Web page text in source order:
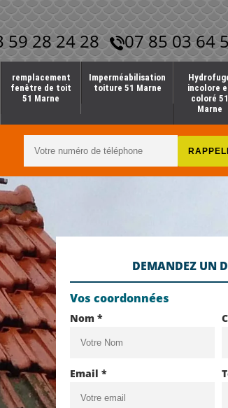
59 28 24 28 07 85 03 64
remplacement
fenêtre de toit
51 Marne
Imperméabilisation
toiture 51 Marne
incolore
coloré 51
Marne
DEMANDEZ UN
Vos coordonnées
Nom *
Email *